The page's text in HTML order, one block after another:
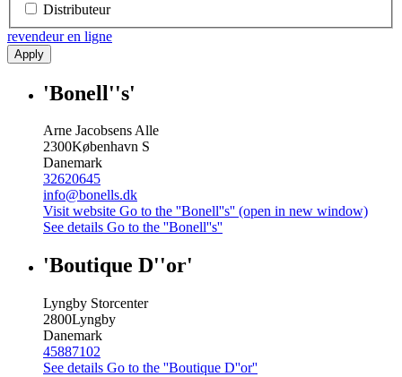
Distributeur
revendeur en ligne
Apply
'Bonell''s'
Arne Jacobsens Alle
2300København S
Danemark
32620645
info@bonells.dk
Visit website Go to the ''Bonell''s'' (open in new window)
See details Go to the ''Bonell''s''
'Boutique D''or'
Lyngby Storcenter
2800Lyngby
Danemark
45887102
See details Go to the ''Boutique D''or''